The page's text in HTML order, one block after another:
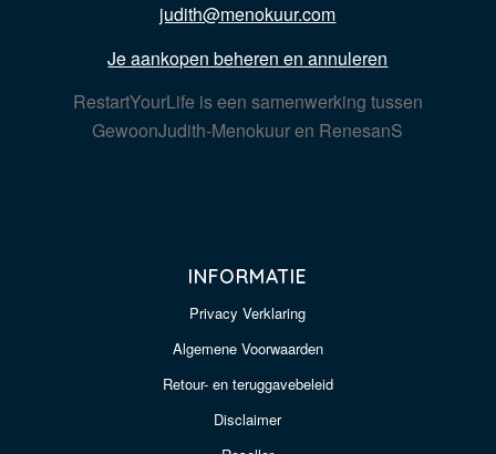
judith@menokuur.com
Je aankopen beheren en annuleren
RestartYourLife is een samenwerking tussen
GewoonJudith-Menokuur en RenesanS
INFORMATIE
Privacy Verklaring
Algemene Voorwaarden
Retour- en teruggavebeleid
Disclaimer